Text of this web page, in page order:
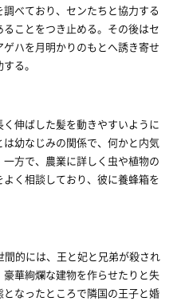
べており、センたちと協力する
ことをつき止める。その後はセ
ハを月明かりのもとへ誘き寄せ
る。
伸ばした髪を動きやすいように
幼なじみの関係で、何かと内気
方で、農業に詳しく虫や植物の
く相談しており、彼に養蜂箱を
的には、王と妃と兄弟が殺され
華絢爛な建物を作らせたりと失
なったところで隣国の王子と婚